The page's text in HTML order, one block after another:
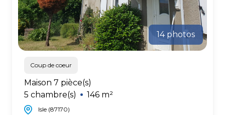
14 photos
Coup de coeur
Maison 7 pièce(s)
5 chambre(s)
146 m²
Isle (87170)